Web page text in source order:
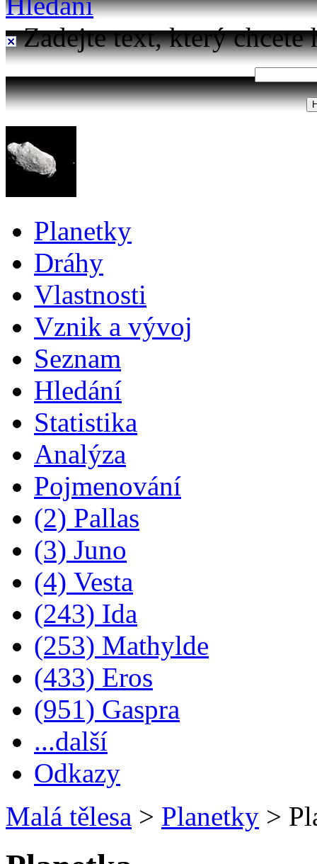
Zadejte text, který chcete
Planetky
Dráhy
Vlastnosti
Vznik a vývoj
Seznam
Hledání
Statistika
Analýza
Pojmenování
(2) Pallas
(3) Juno
(4) Vesta
(243) Ida
(253) Mathylde
(433) Eros
(951) Gaspra
...další
Odkazy
Malá tělesa > Planetky >